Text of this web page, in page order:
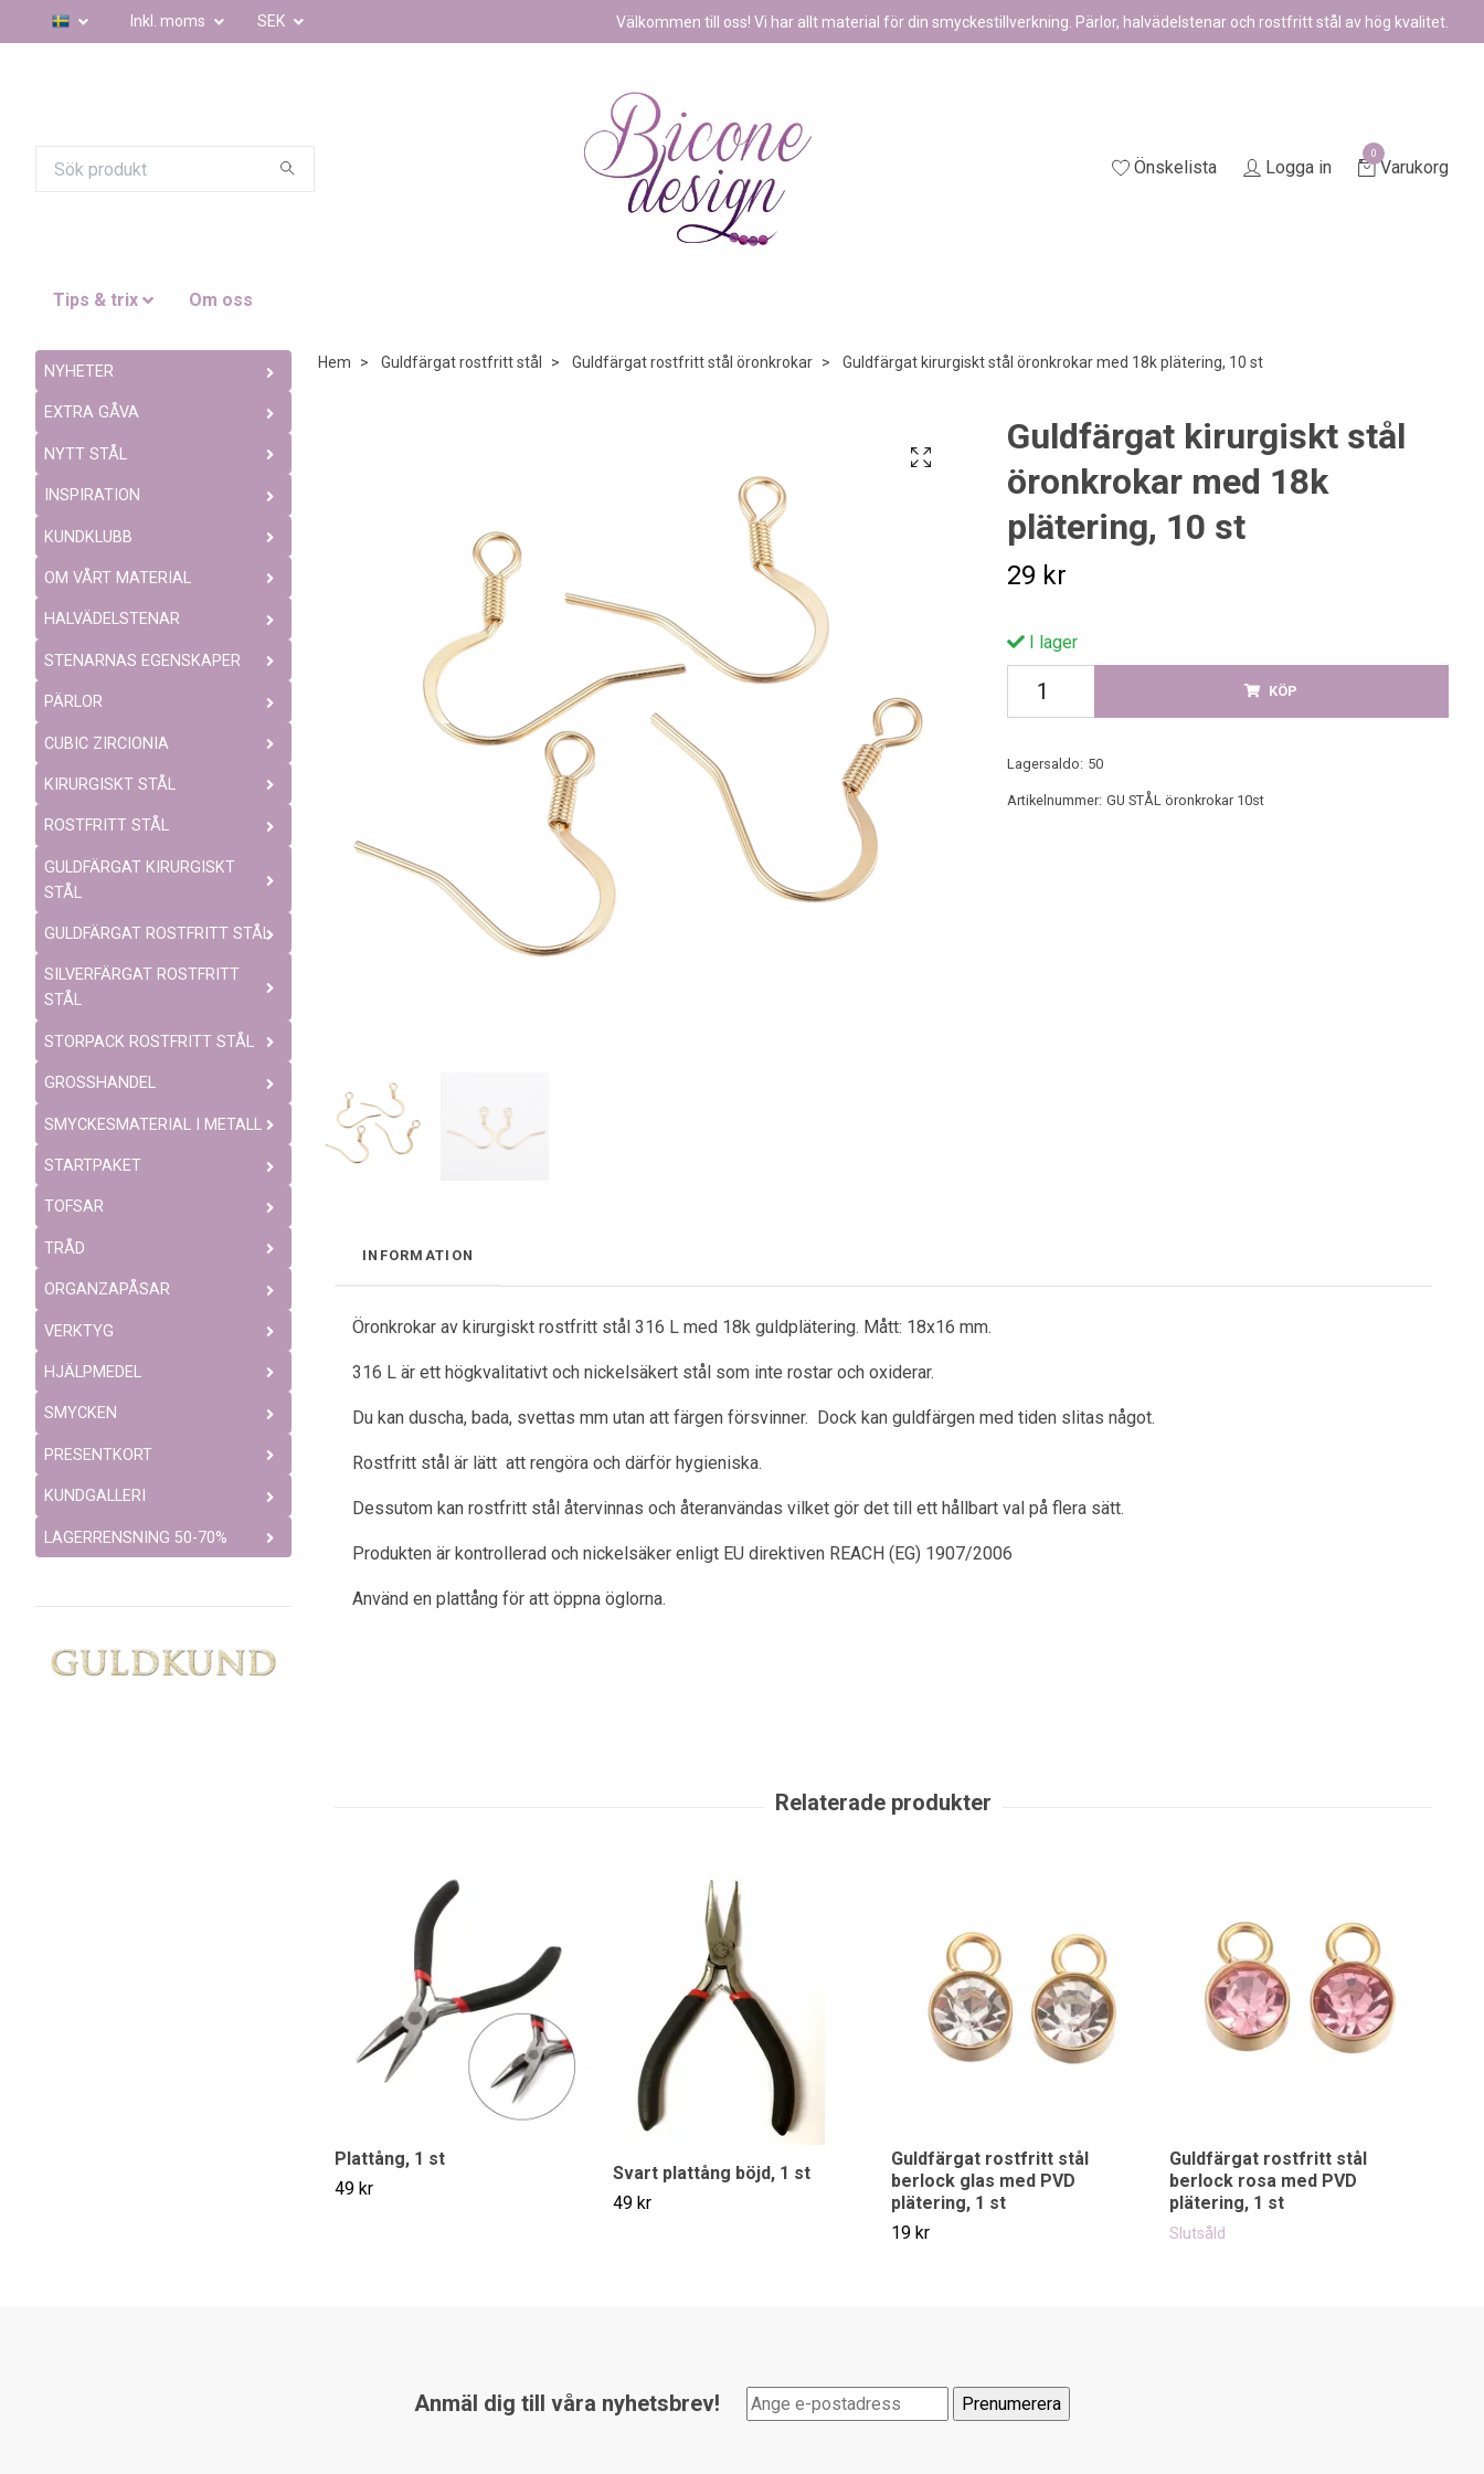
Inkl. moms SEK Välkommen till oss! Vi har allt material för din smyckestillverkning. Pärlor, halvädelstenar och rostfritt stål av hög kvalitet.
Önskelista Logga in
0
Varukorg
Tips & trix Om oss
NYHETER
EXTRA GÅVA
NYTT STÅL
INSPIRATION
KUNDKLUBB
OM VÅRT MATERIAL
HALVÄDELSTENAR
STENARNAS EGENSKAPER
PÄRLOR
CUBIC ZIRCIONIA
KIRURGISKT STÅL
ROSTFRITT STÅL
GULDFÄRGAT KIRURGISKT
STÅL
GULDFÄRGAT ROSTFRITT STÅL
SILVERFÄRGAT ROSTFRITT
STÅL
STORPACK ROSTFRITT STÅL
GROSSHANDEL
SMYCKESMATERIAL I METALL
STARTPAKET
TOFSAR
TRÅD
ORGANZAPÅSAR
VERKTYG
HJÄLPMEDEL
SMYCKEN
PRESENTKORT
KUNDGALLERI
LAGERRENSNING 50-70%
Hem Guldfärgat rostfritt stål Guldfärgat rostfritt stål öronkrokar Guldfärgat kirurgiskt stål öronkrokar med 18k plätering, 10 st
Guldfärgat kirurgiskt stål
öronkrokar med 18k
plätering, 10 st
29 kr
I lager
KÖP
Lagersaldo: 50
Artikelnummer: GU STÅL öronkrokar 10st
INFORMATION
Öronkrokar av kirurgiskt rostfritt stål 316 L med 18k guldplätering. Mått: 18x16 mm.
316 L är ett högkvalitativt och nickelsäkert stål som inte rostar och oxiderar.
Du kan duscha, bada, svettas mm utan att färgen försvinner. Dock kan guldfärgen med tiden slitas något.
Rostfritt stål är lätt att rengöra och därför hygieniska.
Dessutom kan rostfritt stål återvinnas och återanvändas vilket gör det till ett hållbart val på flera sätt.
Produkten är kontrollerad och nickelsäker enligt EU direktiven REACH (EG) 1907/2006
Använd en plattång för att öppna öglorna.
Plattång, 1 st
49 kr
Svart plattång böjd, 1 st
49 kr
Guldfärgat rostfritt stål
berlock glas med PVD
plätering, 1 st
19 kr
Guldfärgat rostfritt stål
berlock rosa med PVD
plätering, 1 st
Slutsåld
Anmäl dig till våra nyhetsbrev!